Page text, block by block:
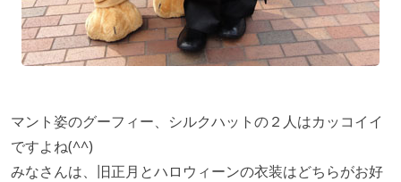
マント姿のグーフィー、シルクハットの２人はカッコイイ
ですよね(^^)
みなさんは、旧正月とハロウィーンの衣装はどちらがお好